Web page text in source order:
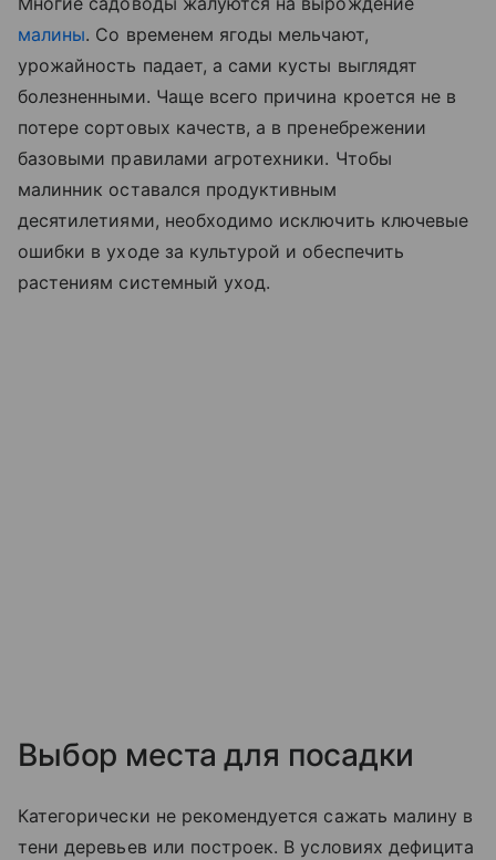
малины. Со временем ягоды мельчают,
урожайность падает, а сами кусты выглядят
болезненными. Чаще всего причина кроется не в
потере сортовых качеств, а в пренебрежении
базовыми правилами агротехники. Чтобы
малинник оставался продуктивным
десятилетиями, необходимо исключить ключевые
ошибки в уходе за культурой и обеспечить
растениям системный уход.
Выбор места для посадки
Категорически не рекомендуется сажать малину в
тени деревьев или построек. В условиях дефицита